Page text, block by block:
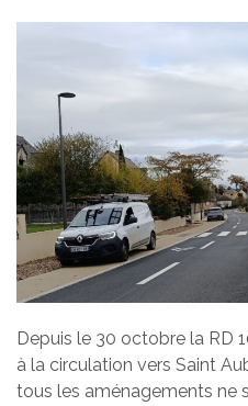
Depuis le 30 octobre la RD
à la circulation vers Saint
tous les aménagements ne